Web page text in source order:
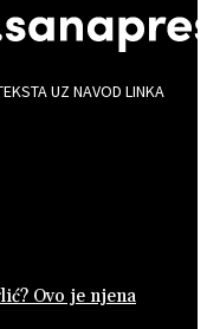
UZ NAVOD LINKA
Ovo je njena